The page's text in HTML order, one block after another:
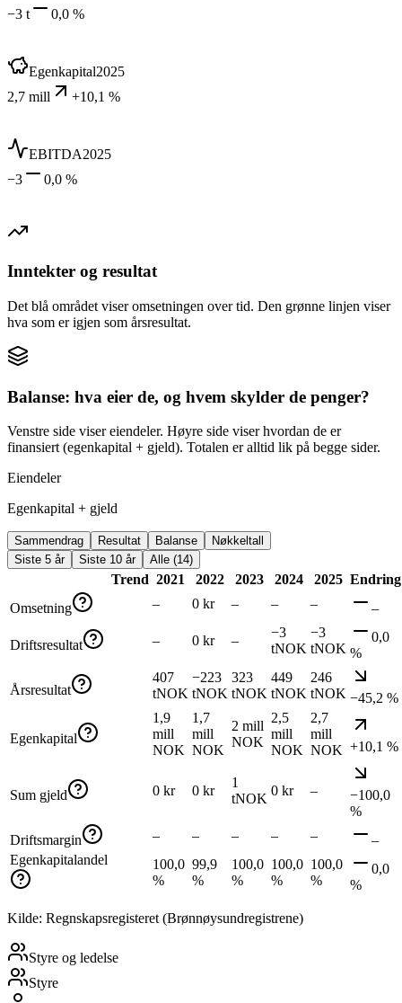
−3 t
0,0 %
Egenkapital2025
2,7 mill
+10,1 %
EBITDA2025
−3
0,0 %
Inntekter og resultat
Det blå området viser omsetningen over tid. Den grønne linjen viser
hva som er igjen som årsresultat.
Balanse: hva eier de, og hvem skylder de penger?
Venstre side viser eiendeler. Høyre side viser hvordan de er
finansiert (egenkapital + gjeld). Totalen er alltid lik på begge sider.
Eiendeler
Egenkapital + gjeld
Sammendrag Resultat Balanse
Nøkkeltall
Siste 5 år
Siste 10 år Alle (14)
Trend 2021 2022 2023 2024 2025 Endring
Omsetning
– 0 kr – – – –
Driftsresultat – 0 kr –
−3
tNOK
−3
tNOK
0,0
%
Årsresultat
407
tNOK
−223
tNOK
323
tNOK
449
tNOK
246
tNOK −45,2 %
Egenkapital
1,9
mill
NOK
1,7
mill
NOK
2 mill
NOK
2,5
mill
NOK
2,7
mill
NOK +10,1 %
Sum gjeld 0 kr 0 kr
1
tNOK
0 kr –
−100,0
%
Driftsmargin
– – – – –
–
Egenkapitalandel
100,0
%
99,9
%
100,0
%
100,0
%
100,0
%
0,0
%
Kilde: Regnskapsregisteret (Brønnøysundregistrene)
Styre og ledelse
Styre